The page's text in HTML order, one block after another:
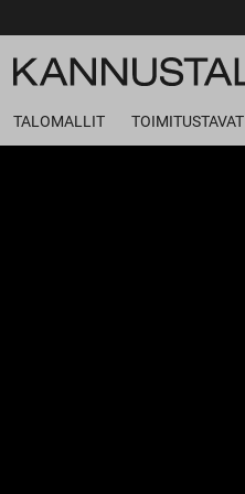
TALOMALLIT TOIMITUSTAVAT